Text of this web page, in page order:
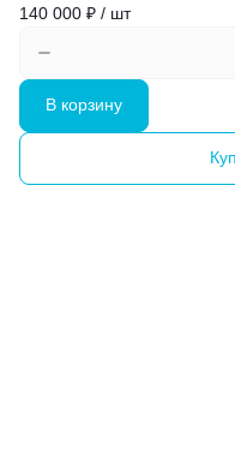
140 000 ₽ / шт
В корзину